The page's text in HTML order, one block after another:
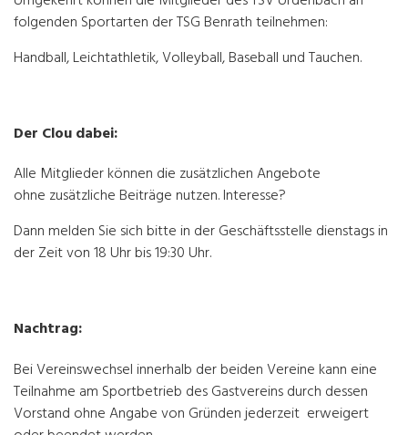
folgenden Sportarten der TSG Benrath teilnehmen:
Handball, Leichtathletik, Volleyball, Baseball und Tauchen.
Der Clou dabei:
Alle Mitglieder können die zusätzlichen Angebote
ohne zusätzliche Beiträge nutzen. Interesse?
Dann melden Sie sich bitte in der Geschäftsstelle dienstags in
der Zeit von 18 Uhr bis 19:30 Uhr.
Nachtrag:
Bei Vereinswechsel innerhalb der beiden Vereine kann eine
Teilnahme am Sportbetrieb des Gastvereins durch dessen
Vorstand ohne Angabe von Gründen jederzeit erweigert